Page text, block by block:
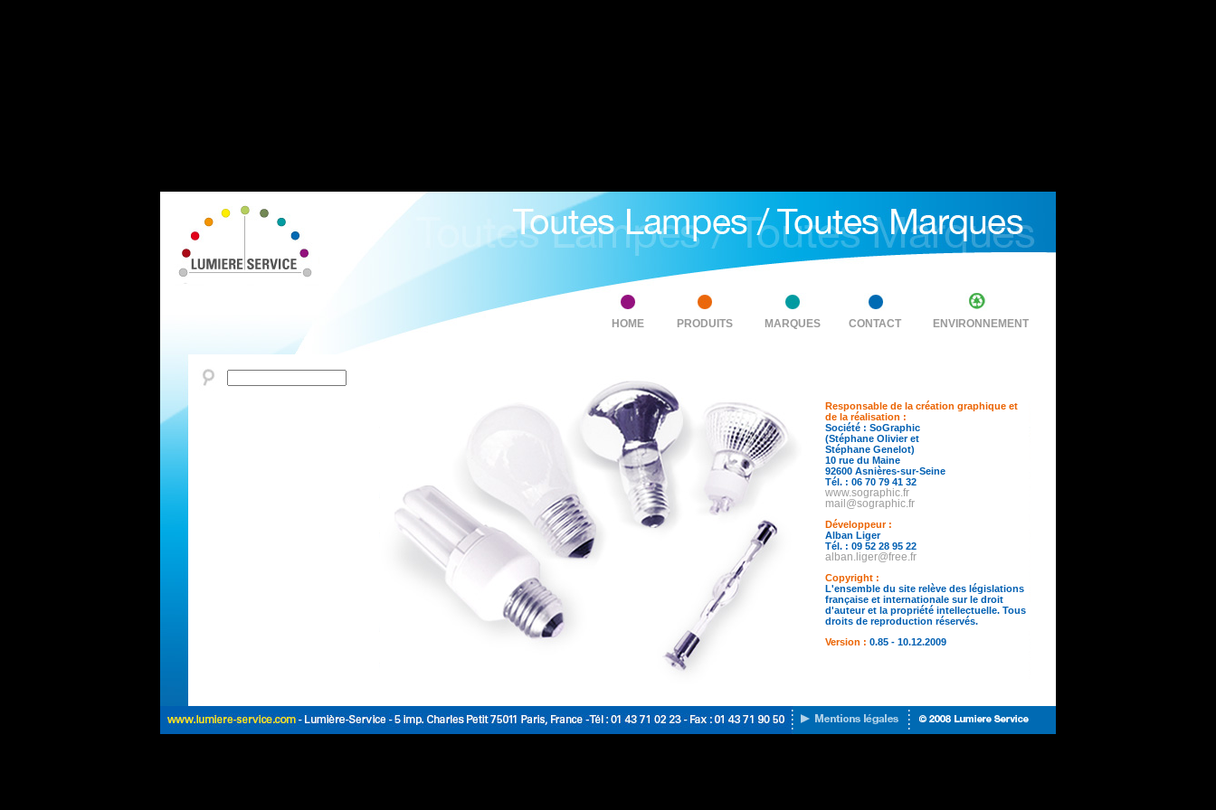
HOME PRODUITS MARQUES CONTACT ENVIRONNEMENT
Responsable de la création graphique et
de la réalisation :
Société : SoGraphic
(Stéphane Olivier et
Stéphane Genelot)
10 rue du Maine
92600 Asnières-sur-Seine
Tél. : 06 70 79 41 32
www.sographic.fr
mail@sographic.fr
Développeur :
Alban Liger
Tél. : 09 52 28 95 22
alban.liger@free.fr
Copyright :
L'ensemble du site relève des législations
française et internationale sur le droit
d'auteur et la propriété intellectuelle. Tous
droits de reproduction réservés.
Version : 0.85 - 10.12.2009